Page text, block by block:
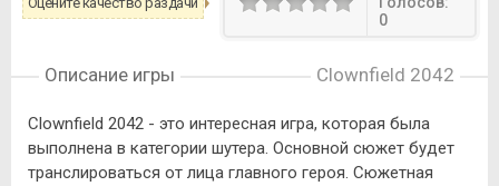
0
Описание игры Clownfield 2042
Clownfield 2042 - это интересная игра, которая была
выполнена в категории шутера. Основной сюжет будет
транслироваться от лица главного героя. Сюжетная